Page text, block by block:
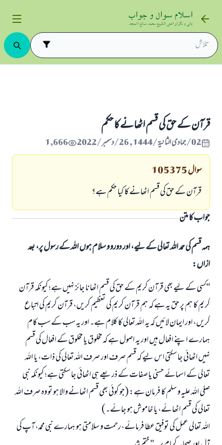
قرآن کے حق کی قسم اٹھانے کا حکم
02/جمادى الثانية/1444 , 26/دسمبر/2022 1,666
سوال105375
قرآن کے حق کی قسم اٹھانے کا کیا حکم ہے؟
جواب کا متن
ہمہ قسم کی حمد اللہ تعالی کے لیے، اور دورو و سلام ہوں اللہ کے رسول پر، بعد
ازاں:
"کسی کے لیے بھی قرآن کریم کے حق کی قسم اٹھانا جائز نہیں ہے؛ کیونکہ قرآن
کریم کا ہم پر حق یہ ہے کہ ہم قرآن کریم کی تعظیم کریں، قرآن کریم کی اتباع
کریں، اور ایمان لائیں کہ یہ اللہ تعالی کا کلام ہے۔ اور یہ سب کے سب کام
ہمارے اپنے افعال ہیں اور یہ اصول ہے کہ مخلوق یا مخلوق کے افعال کی قسم
نہیں اٹھائی جا سکتی اس لیے کہ قسم صرف اور صرف اللہ تعالی کی ذات، یا اللہ
تعالی کے اسمائے حسنی یا صفات کے ذریعے ہی اٹھائی جا سکتی ہے؛ کیونکہ نبی
صلی اللہ علیہ و سلم کا فرمان ہے: (جو کوئی بھی قسم اٹھانے والا ہو تو وہ صرف اللہ
تعالی کی قسم اٹھائے، یا خاموش ہو جائے۔)
اللہ تعالی عمل کی توفیق عطا فرمائے، رحمت و سلامتی ہو ہمارے نبی محمد، آپ کی
جواب نمبر 110845 نے نکاح ٹوٹنے سے بچایا۔
امت مسلمہ کے واسطے جوابات پیش کرنے کے لیے ہماری مدد کریں